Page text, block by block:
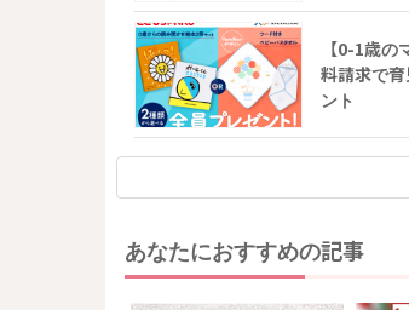
【0-1歳
料請求で
ント
あなたにおすすめの記事